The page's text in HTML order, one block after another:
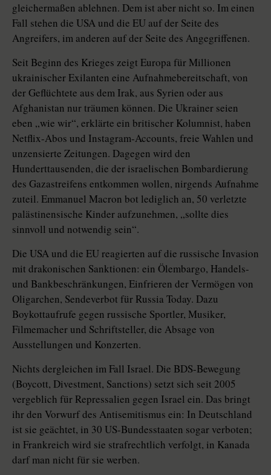
gleichermaßen ablehnen. Dem ist aber nicht so. Im einen
Fall stehen die USA und die EU auf der Seite des
Angreifers, im anderen auf der Seite des Angegriffenen.
Seit Beginn des Krieges zeigt Europa für Millionen
ukrainischer Exilanten eine Aufnahmebereitschaft, von
der Geflüchtete aus dem Irak, aus Syrien oder aus
Afghanistan nur träumen können. Die Ukrainer seien
eben „wie wir“, erklärte ein britischer Kolumnist, haben
Netflix-Abos und Instagram-Accounts, freie Wahlen und
unzensierte Zeitungen. Dagegen wird den
Hunderttausenden, die der israelischen Bombardierung
des Ga­za­strei­fens entkommen wollen, nirgends Aufnahme
zuteil. Emmanuel Macron bot lediglich an, 50 verletzte
palästinensische Kinder aufzunehmen, „sollte dies
sinnvoll und notwendig sein“.
Die USA und die EU reagierten auf die russische Invasion
mit drakonischen Sanktionen: ein Ölembargo, Handels-
und Bankbeschränkungen, Einfrieren der Vermögen von
Oligarchen, Sendeverbot für Russia Today. Dazu
Boykottaufrufe gegen russische Sportler, Musiker,
Filmemacher und Schriftsteller, die Absage von
Ausstellungen und Konzerten.
Nichts dergleichen im Fall Israel. Die BDS-Bewegung
(Boycott, Divestment, Sanctions) setzt sich seit 2005
vergeblich für Repressalien gegen Israel ein. Das bringt
ihr den Vorwurf des Antisemitismus ein: In Deutschland
ist sie geächtet, in 30 US-Bundesstaaten sogar verboten;
in Frankreich wird sie strafrechtlich verfolgt, in Kanada
darf man nicht für sie werben.